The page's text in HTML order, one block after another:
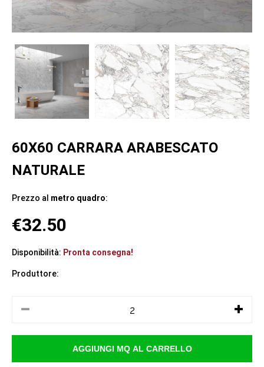
60X60 CARRARA ARABESCATO
NATURALE
Prezzo al metro quadro:
€32.50
Disponibilità: Pronta consegna!
Produttore: